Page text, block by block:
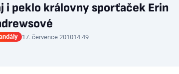
i peklo královny sporťaček Erin
17. července 201014:49